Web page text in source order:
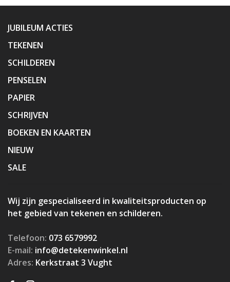
JUBILEUM ACTIES
TEKENEN
SCHILDEREN
PENSELEN
PAPIER
SCHRIJVEN
BOEKEN EN KAARTEN
NIEUW
SALE
Wij zijn gespecialiseerd in kwaliteitsproducten op
het gebied van tekenen en schilderen.
Telefoon: 073 6579992
E-mail: info@detekenwinkel.nl
Adres: Kerkstraat 3 Vught